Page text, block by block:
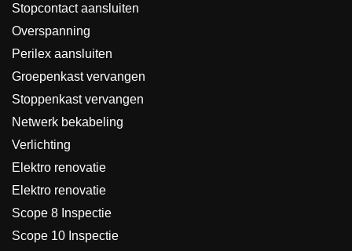
Stopcontact aansluiten
Overspanning
Perilex aansluiten
Groepenkast vervangen
Stoppenkast vervangen
Netwerk bekabeling
Verlichting
Elektro renovatie
Elektro renovatie
Scope 8 Inspectie
Scope 10 Inspectie